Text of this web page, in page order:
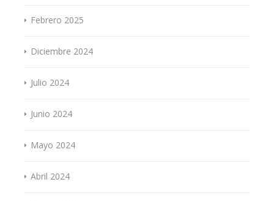
Febrero 2025
Diciembre 2024
Julio 2024
Junio 2024
Mayo 2024
Abril 2024